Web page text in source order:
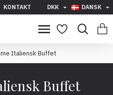
KONTAKT DKK DANSK
Italiensk Buffet
Buffet